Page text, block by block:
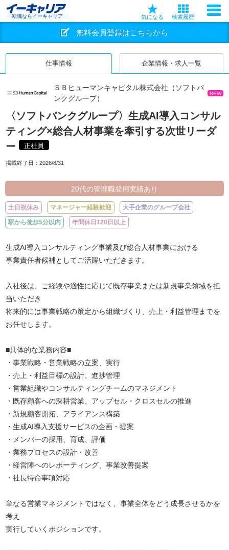
転職ならイーキャリア 気になる 検索履歴
無料会員登録はこちらから
仕事情報 企業情報・求人一覧
ＳＢヒューマンキャピタル株式会社（ソフトバ
ンクグループ）
NEW
〈ソフトバンクグループ〉生成AI導入コンサル
ティング×総合人材事業を牽引する次世リーダ
ー
正社員
掲載終了日： 2026/8/31
20代の管理職登用実績あり
土日祝休み マネージャー経験歓迎 大手企業のグループ会社
駅から徒歩5分以内 年間休日120日以上
生成AI導入コンサルティング事業及び総合人材事業における
事業責任者候補としてご活躍いただきます。
入社後は、ご経験や適性に応じて既存事業または新規事業領域を担
当いただき
将来的には事業戦略の策定から組織づくり、売上・利益管理までを
お任せします。
■具体的な業務内容■
・事業戦略・営業戦略の立案、実行
・売上・利益目標の設計、進捗管理
・営業組織やコンサルティングチームのマネジメント
・既存顧客への深耕営業、アップセル・クロスセルの推進
・新規顧客開拓、アライアンス構築
・生成AI導入支援サービスの企画・提案
・メンバーの採用、育成、評価
・業務プロセスの設計・改善
・経営陣へのレポーティング、事業改善提案
・社長特命事項対応
単なる営業マネジメントではなく、事業全体をどう成長させるかを
考え
実行していくポジションです。